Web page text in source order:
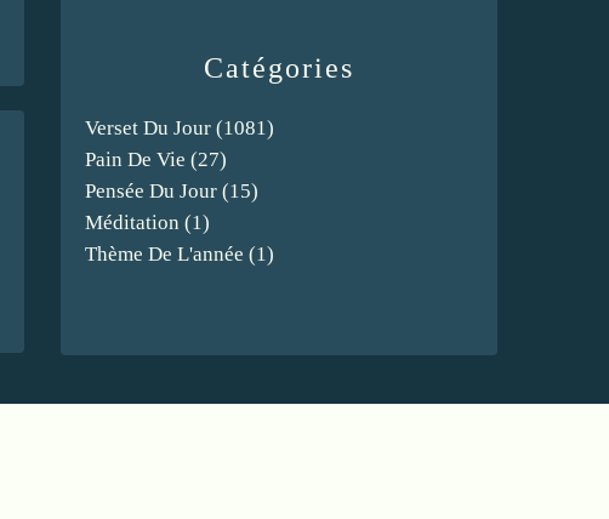
Catégories
Verset Du Jour (1081)
Pain De Vie (27)
Pensée Du Jour (15)
Méditation (1)
Thème De L'année (1)